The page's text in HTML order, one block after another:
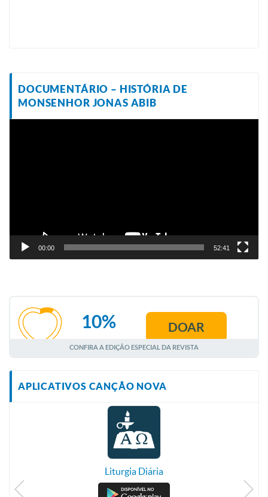
DOCUMENTÁRIO – HISTÓRIA DE
MONSENHOR JONAS ABIB
00:00 52:41
AGOSTO
10% DOAR
CONFIRA A EDIÇÃO ESPECIAL DA REVISTA
APLICATIVOS CANÇÃO NOVA
Liturgia Diária